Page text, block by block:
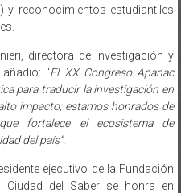
y reconocimientos estudiantiles
directora de Investigación y
“El XX Congreso Apanac
para traducir la investigación en
impacto; estamos honrados de
fortalece el ecosistema de
del país”.
ejecutivo de la Fundación
Ciudad del Saber se honra en